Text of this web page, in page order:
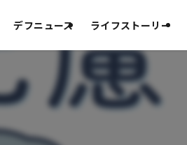
デフニュース ライフストーリー